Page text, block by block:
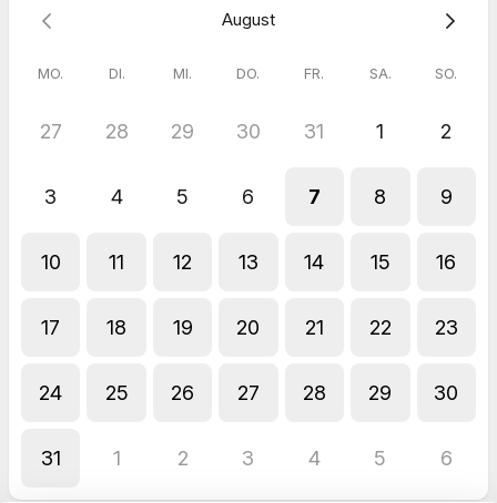
August
MO. DI. MI. DO. FR. SA. SO.
27 28 29 30 31 1 2
3 4 5 6 7 8 9
10 11 12 13 14 15 16
17 18 19 20 21 22 23
24 25 26 27 28 29 30
31 1 2 3 4 5 6